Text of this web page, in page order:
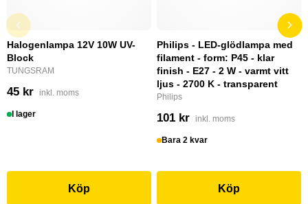
Halogenlampa 12V 10W UV-
Block
TUNGSRAM
45 kr inkl. moms
I lager
Köp
Philips - LED-glödlampa med
filament - form: P45 - klar
finish - E27 - 2 W - varmt vitt
ljus - 2700 K - transparent
Philips
101 kr inkl. moms
Bara 2 kvar
Köp